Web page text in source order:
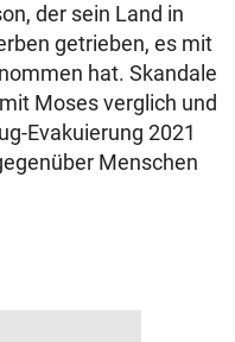
der sein Land in
getrieben, es mit
hat. Skandale
Moses verglich und
Evakuierung 2021
Menschen